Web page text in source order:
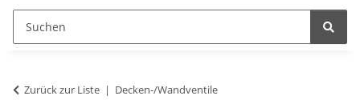
Zurück zur Liste Decken-/Wandventile